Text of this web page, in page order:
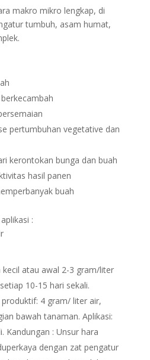
makro mikro lengkap, di
tumbuh, asam humat,
pertumbuhan vegetative dan
kerontokan bunga dan buah
hasil panen
buah
:
atau awal 2-3 gram/liter
10-15 hari sekali.
4 gram/ liter air,
bawah tanaman. Aplikasi:
Kandungan : Unsur hara
dengan zat pengatur